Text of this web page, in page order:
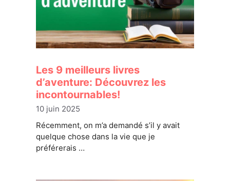
Les 9 meilleurs livres
d’aventure: Découvrez les
incontournables!
10 juin 2025
Récemment, on m’a demandé s’il y avait
quelque chose dans la vie que je
préférerais …